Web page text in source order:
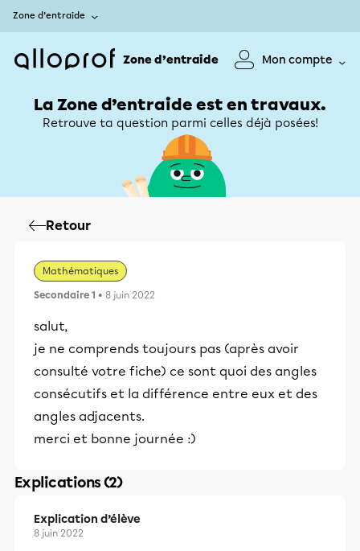
Zone d’entraide
Zone d’entraide Mon compte
La Zone d’entraide est en travaux.
Retrouve ta question parmi celles déjà posées!
Retour
Mathématiques
Secondaire 1 • 8 juin 2022
salut,
je ne comprends toujours pas (après avoir
consulté votre fiche) ce sont quoi des angles
consécutifs et la différence entre eux et des
angles adjacents.
merci et bonne journée :)
Explications (2)
Explication d’élève
8 juin 2022